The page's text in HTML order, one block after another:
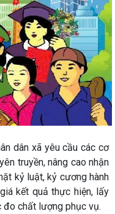
dân xã yêu cầu các cơ
truyền, nâng cao nhận
kỷ luật, kỷ cương hành
kết quả thực hiện, lấy
chất lượng phục vụ.